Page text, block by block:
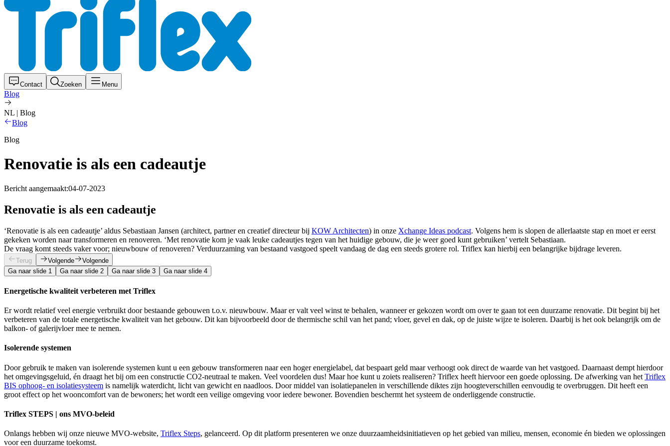
Contact Zoeken Menu
Blog
NL | Blog
Blog
Blog
Renovatie is als een cadeautje
Bericht aangemaakt:04-07-2023
Renovatie is als een cadeautje
‘Renovatie is als een cadeautje’ aldus Sebastiaan Jansen (architect, partner en creatief directeur bij KOW Architecten) in onze Xchange Ideas podcast. Volgens hem is slopen de allerlaatste stap en moet er eerst
gekeken worden naar transformeren en renoveren. ‘Met renovatie kom je vaak leuke cadeautjes tegen van het huidige gebouw, die je weer goed kunt gebruiken’ vertelt Sebastiaan.
De vraag komt steeds vaker voor; nieuwbouw of renoveren? Verduurzaming van bestaand vastgoed speelt vandaag de dag een steeds grotere rol. Triflex kan hierbij een belangrijke bijdrage leveren.
Terug Volgende
Volgende
Ga naar slide 1
Ga naar slide 2 Ga naar slide 3 Ga naar slide 4
Energetische kwaliteit verbeteren met Triflex
Er wordt relatief veel energie verbruikt door bestaande gebouwen t.o.v. nieuwbouw. Maar er valt veel winst te behalen, wanneer er gekozen wordt om over te gaan tot een duurzame renovatie. Dit begint bij het
verbeteren van de totale energetische kwaliteit van het gebouw. Dit kan bijvoorbeeld door de thermische schil van het pand; vloer, gevel en dak, op de juiste wijze te isoleren. Daarbij is het ook belangrijk om de
balkon- of galerijvloer mee te nemen.
Isolerende systemen
Door gebruik te maken van isolerende systemen kunt u een gebouw transformeren naar een hoger energielabel, dat bespaart geld maar verhoogt ook direct de waarde van het vastgoed. Daarnaast dempt hierdoor
het omgevingsgeluid, én draagt het bij om een constructie CO2-neutraal te maken. Veel voordelen dus! Maar hoe kunt u zoiets realiseren? Triflex heeft hiervoor een goede oplossing. De afwerking van het Triflex
BIS ophoog- en isolatiesysteem is namelijk waterdicht, licht van gewicht en naadloos. Door middel van isolatiepanelen in verschillende diktes zijn hoogteverschillen eenvoudig te overbruggen. Dit heeft een
groot effect op het wooncomfort van de bewoners; het wordt een veilige omgeving voor iedere bewoner. Bovendien beschermt het systeem de onderliggende constructie.
Triflex STEPS | ons MVO-beleid
Onlangs hebben wij onze nieuwe MVO-website, Triflex Steps, gelanceerd. Op dit platform presenteren we onze duurzaamheidsinitiatieven op het gebied van milieu, mensen, economie én bieden we oplossingen
voor een duurzame toekomst.